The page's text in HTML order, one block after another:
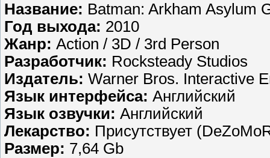
Название: Batman: Arkham Asylum
Год выхода: 2010
Жанр: Action / 3D / 3rd Person
Разработчик: Rocksteady Studios
Издатель: Warner Bros. Interactive
Язык интерфейса: Английский
Язык озвучки: Английский
Лекарство: Присутствует
Размер: 7,64 Gb